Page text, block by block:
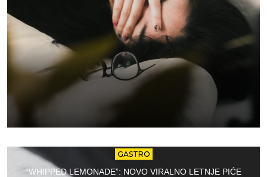
GASTRO
“WHIPPED LEMONADE”: NOVO VIRALNO LETNJE PIĆE